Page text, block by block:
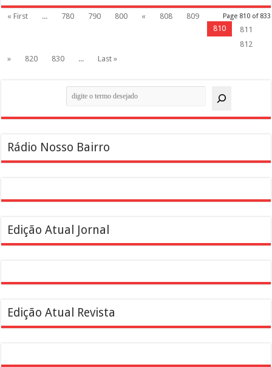
Page 810 of 833
« First ... 780 790 800 « 808
809
810
811
812
»
820 830 ... Last »
Rádio Nosso Bairro
Edição Atual Jornal
Edição Atual Revista